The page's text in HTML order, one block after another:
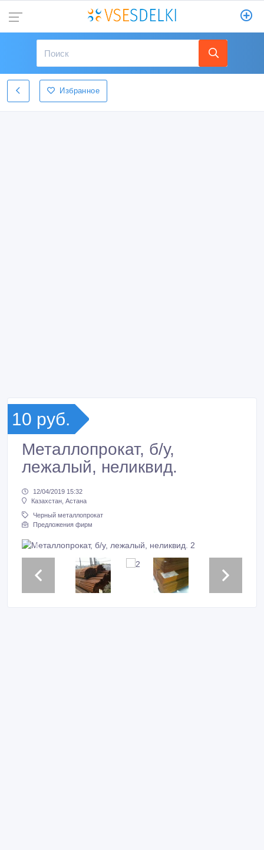
Избранное
10 руб.
Металлопрокат, б/у,
лежалый, неликвид.
12/04/2019 15:32
Казахстан, Астана
Черный металлопрокат
Предложения фирм